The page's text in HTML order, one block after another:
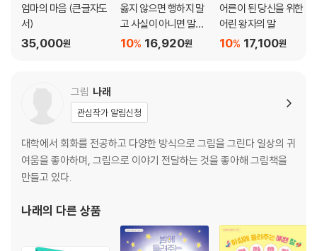
엄마의 마음 (큰글자도
서)
35,000원
옳지 않으면 행하지 말
고 사실이 아니면 말하
지 마라16,920원
10%
어른이 된 당신을 위한
어린 왕자의 말
17,100원
10%
그림 나래
관심작가 알림신청
대학에서 회화를 전공하고 다양한 방식으로 그림을 그린다 일상의 귀
여움을 좋아하며, 그림으로 이야기 전달하는 것을 좋아해 그림책을
만들고 있다.
나래의 다른 상품